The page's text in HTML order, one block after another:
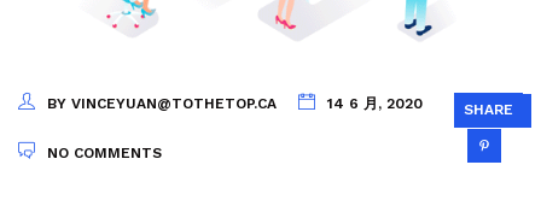
BY VINCEYUAN@TOTHETOP.CA 14 6 月, 2020
NO COMMENTS
SHARE